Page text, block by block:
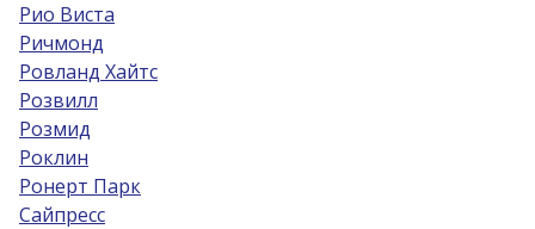
Рио Виста
Ричмонд
Ровланд Хайтс
Розвилл
Розмид
Роклин
Ронерт Парк
Сайпресс